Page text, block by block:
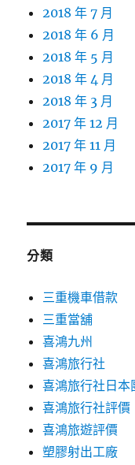
2018 年 7 月
2018 年 6 月
2018 年 5 月
2018 年 4 月
2018 年 3 月
2017 年 12 月
2017 年 11 月
2017 年 9 月
分類
三重機車借款
三重當舖
喜鴻九州
喜鴻旅行社
喜鴻旅行社日本
喜鴻旅行社評價
喜鴻旅遊評價
塑膠射出工廠